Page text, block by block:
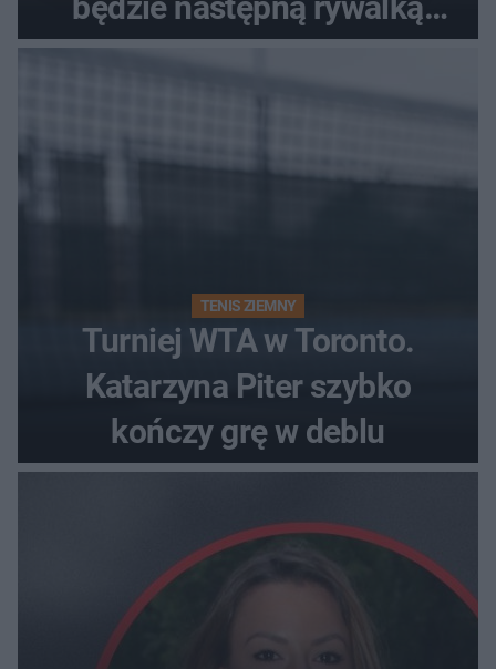
Polki?
TENIS ZIEMNY
Turniej WTA w Toronto.
Katarzyna Piter szybko
kończy grę w deblu